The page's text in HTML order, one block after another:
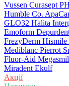
Vussen Curasept
Humble Co.
GLO32 Halita
Emoform
FrezyDerm Hismile
Mediblanc Pierrot
Fluor-Aid
Miradent Ekulf
Акції